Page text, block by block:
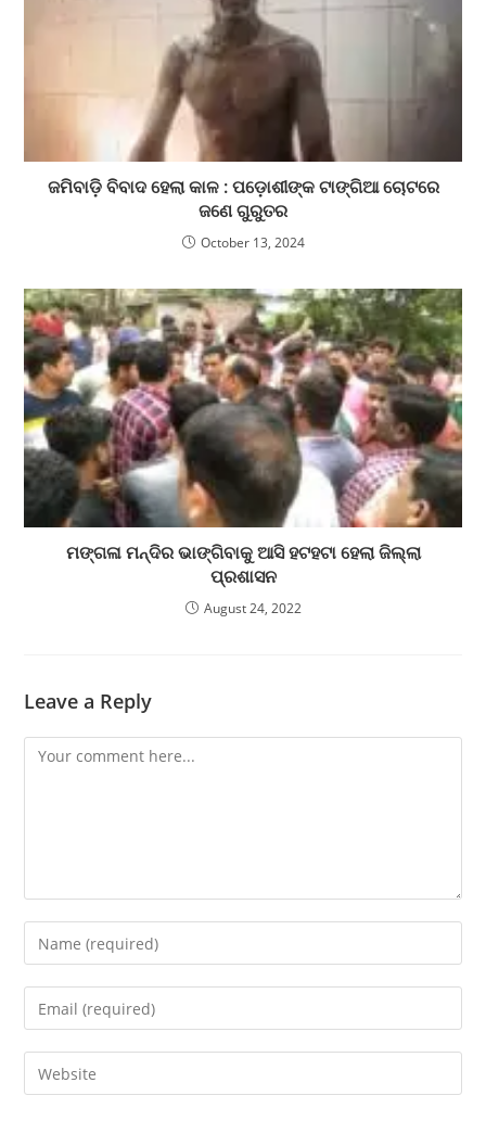
ଜମିବାଡ଼ି ବିବାଦ ହେଲା କାଳ : ପଡ଼ୋଶୀଙ୍କ ଟାଙ୍ଗିଆ ଚୋଟରେ
ଜଣେ ଗୁରୁତର
October 13, 2024
ମଙ୍ଗଳା ମନ୍ଦିର ଭାଙ୍ଗିବାକୁ ଆସି ହଟହଟା ହେଲା ଜିଲ୍ଲା
ପ୍ରଶାସନ
August 24, 2022
Leave a Reply